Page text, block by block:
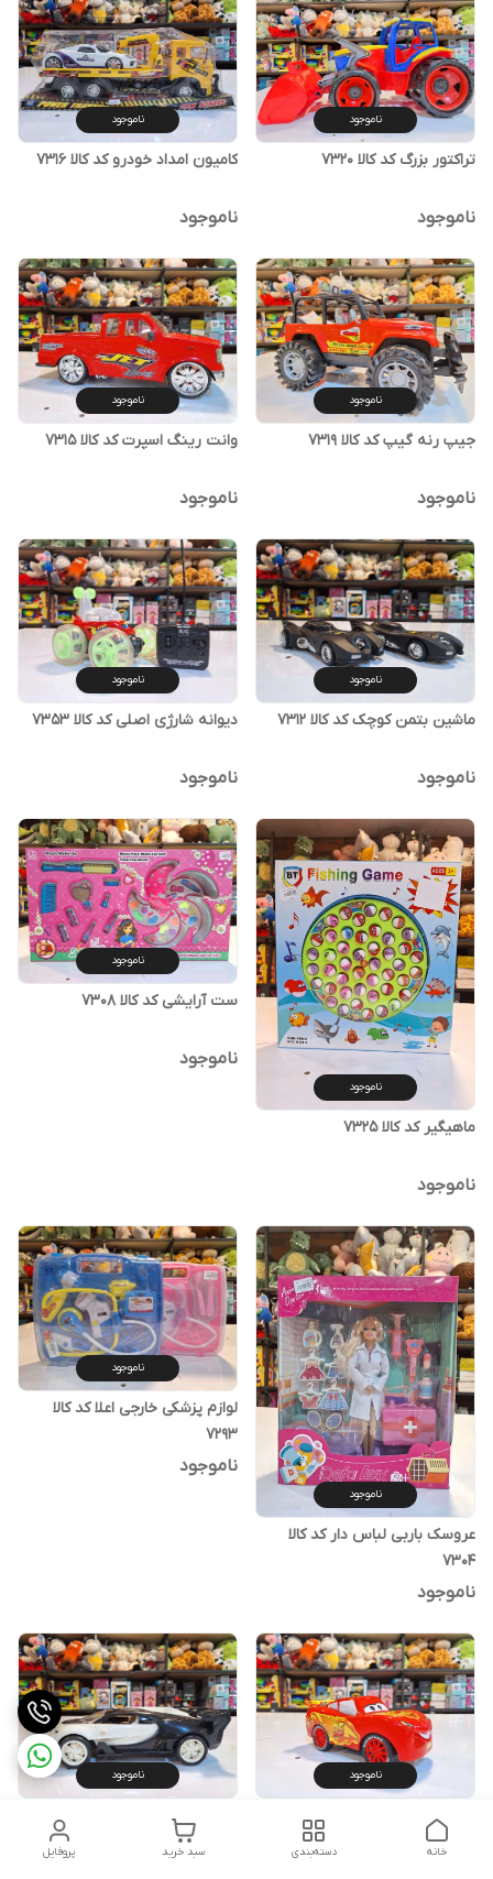
ناموجود
تراکتور بزرگ کد کالا ۷۳۲۰
ناموجود
ناموجود
کامیون امداد خودرو کد کالا ۷۳۱۶
ناموجود
ناموجود
جیپ رنه گیپ کد کالا ۷۳۱۹
ناموجود
ناموجود
وانت رینگ اسپرت کد کالا ۷۳۱۵
ناموجود
ناموجود
ماشین بتمن کوچک کد کالا ۷۳۱۲
ناموجود
ناموجود
دیوانه شارژی اصلی کد کالا ۷۳۵۳
ناموجود
ناموجود
ماهیگیر کد کالا ۷۳۲۵
ناموجود
ناموجود
ست آرایشی کد کالا ۷۳۰۸
ناموجود
ناموجود
عروسک باربی لباس دار کد کالا
۷۳۰۴
ناموجود
ناموجود
لوازم پزشکی خارجی اعلا کد کالا
۷۲۹۳
ناموجود
ناموجود
ماشین مک کویین کد کالا ۷۳۰۹
ناموجود
بوگاتی قدرتی کد کالا ۷۳۱۰
پروفایل سبد خرید دسته‌بندی خانه